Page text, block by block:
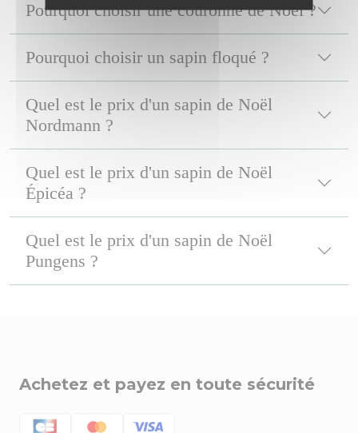
Pourquoi choisir une couronne de Noël ?
Pourquoi choisir un sapin floqué ?
Quel est le prix d'un sapin de Noël
Nordmann ?
Quel est le prix d'un sapin de Noël
Épicéa ?
Quel est le prix d'un sapin de Noël
Pungens ?
Achetez et payez en toute sécurité